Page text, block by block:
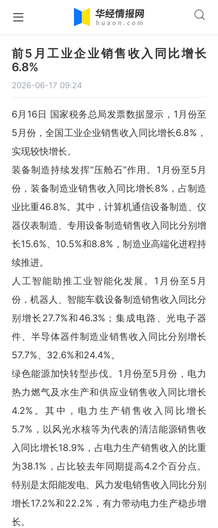
前5月工业企业销售收入同比增长
6.8%
2026-06-17 09:24
6月16日 国家税务总局发票数据显示，1月份至
5月份，全国工业企业销售收入同比增长6.8%，
实现较快增长。
装备制造持续发挥“压舱石”作用。1月份至5月
份，装备制造业销售收入同比增长8%，占制造
业比重46.8%。其中，计算机通信设备制造、仪
器仪表制造、专用设备制造销售收入同比分别增
长15.6%、10.5%和8.8%，制造业高端化进程持
续推进。
人工智能助推工业智能化发展。1月份至5月
份，机器人、智能车载设备制造销售收入同比分
别增长27.7%和46.3%；集成电路、光电子器
件、半导体器件制造业销售收入同比分别增长
57.7%、32.6%和24.4%。
绿色能源加快转型步伐。1月份至5月份，电力
热力燃气及水生产和供应业销售收入同比增长
4.2%。其中，电力生产销售收入同比增长
5.7%，以风光水核等为代表的清洁能源销售收
入同比增长18.9%，占电力生产销售收入的比重
为38.1%，占比较去年同期提高4.2个百分点。
特别是太阳能发电、风力发电销售收入同比分别
增长17.2%和22.2%，有力带动电力生产稳步增
长。